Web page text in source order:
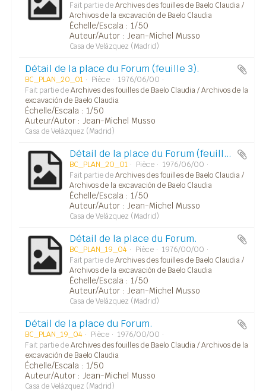
Fait partie deArchives des fouilles de Baelo Claudia /
Archivos de la excavación de Baelo Claudia
Échelle/Escala : 1/50
Auteur/Autor : Jean-Michel Musso
Casa de Velázquez (Madrid)
Détail de la place du Forum (feuille 3).
BC_PLAN_20_01 Pièce
1976/06/00
Fait partie deArchives des fouilles de Baelo Claudia / Archivos de la
excavación de Baelo Claudia
Échelle/Escala : 1/50
Auteur/Autor : Jean-Michel Musso
Casa de Velázquez (Madrid)
Détail de la place du Forum (feuille 3).
BC_PLAN_20_01 Pièce
1976/06/00
Fait partie deArchives des fouilles de Baelo Claudia /
Archivos de la excavación de Baelo Claudia
Échelle/Escala : 1/50
Auteur/Autor : Jean-Michel Musso
Casa de Velázquez (Madrid)
Détail de la place du Forum.
BC_PLAN_19_04 Pièce
1976/00/00
Fait partie deArchives des fouilles de Baelo Claudia /
Archivos de la excavación de Baelo Claudia
Échelle/Escala : 1/50
Auteur/Autor : Jean-Michel Musso
Casa de Velázquez (Madrid)
Détail de la place du Forum.
BC_PLAN_19_04 Pièce
1976/00/00
Fait partie deArchives des fouilles de Baelo Claudia / Archivos de la
excavación de Baelo Claudia
Échelle/Escala : 1/50
Auteur/Autor : Jean-Michel Musso
Casa de Velázquez (Madrid)